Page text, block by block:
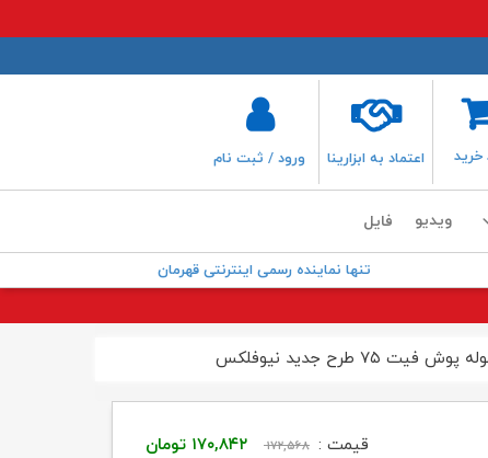
خرید اعتماد به ابزارینا ورود / ثبت نام
ویدیو فایل
تنها نماینده رسمی اینترنتی قهرمان
۷۵ طرح جدید نیوفلکس
قیمت : ۱۷۲,۵۶۸
قیمت
۱۷۰,۸۴۲ تومان